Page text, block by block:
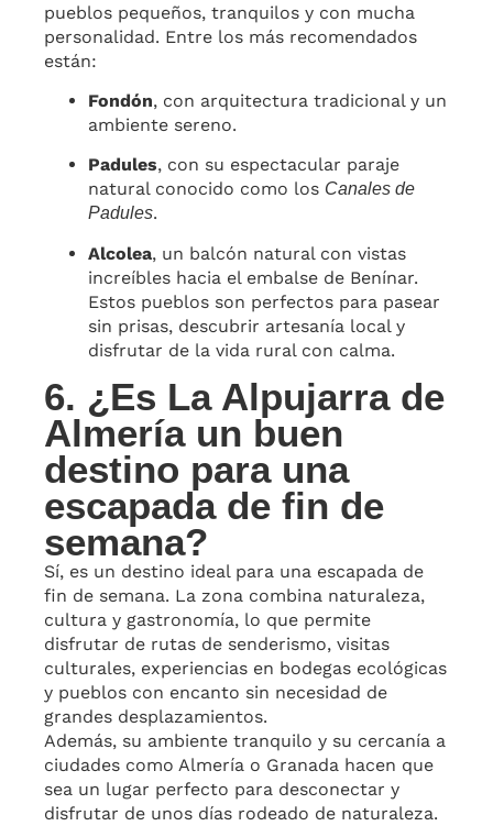
pueblos pequeños, tranquilos y con mucha
personalidad. Entre los más recomendados
están:
Fondón, con arquitectura tradicional y un
ambiente sereno.
Padules, con su espectacular paraje
natural conocido como los Canales de
Padules.
Alcolea, un balcón natural con vistas
increíbles hacia el embalse de Benínar.
Estos pueblos son perfectos para pasear
sin prisas, descubrir artesanía local y
disfrutar de la vida rural con calma.
6. ¿Es La Alpujarra de
Almería un buen
destino para una
escapada de fin de
semana?
Sí, es un destino ideal para una escapada de
fin de semana. La zona combina naturaleza,
cultura y gastronomía, lo que permite
disfrutar de rutas de senderismo, visitas
culturales, experiencias en bodegas ecológicas
y pueblos con encanto sin necesidad de
grandes desplazamientos.
Además, su ambiente tranquilo y su cercanía a
ciudades como Almería o Granada hacen que
sea un lugar perfecto para desconectar y
disfrutar de unos días rodeado de naturaleza.